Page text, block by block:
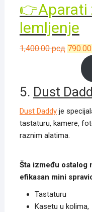
👉Aparati
lemljenje
1,400.00рсд
цена
790.00
5. Dust
Dust Daddyje
tastaturu, kamere,
raznim alatima.
Šta između ostalog
efikasan mini
Tastaturu
Kasetu u kolima,